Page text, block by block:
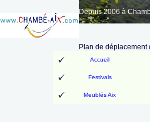
Depuis 2006 à
Plan de
Accueil
Festivals
Meublés Aix